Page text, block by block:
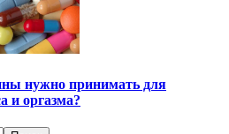
нужно принимать для
и оргазма?